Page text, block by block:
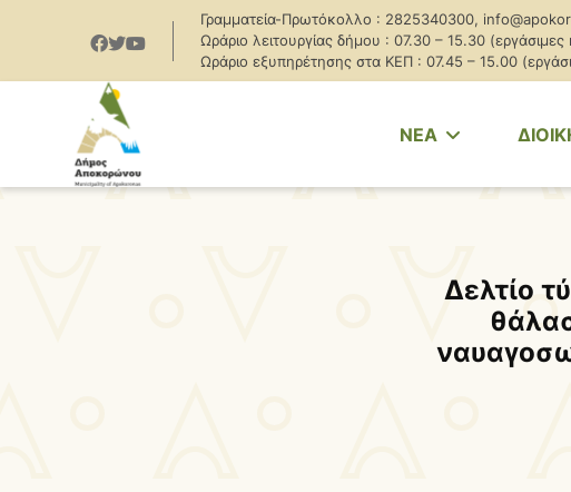
Γραμματεία-Πρωτόκολλο : 2825340300,
Ωράριο λειτουργίας δήμου : 07.30 – 15.30 (εργάσιμες
Ωράριο εξυπηρέτησης στα ΚΕΠ : 07.45 – 15.00
NEA
Δελτίο